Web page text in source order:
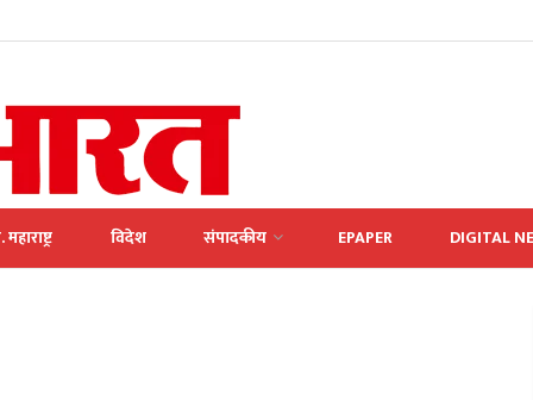
विदेश संपादकीय EPAPER DIGITAL